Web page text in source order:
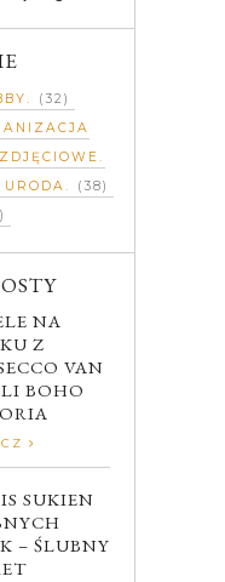
(32)
URODA
(38)
NA
Z
VAN
BOHO
SUKIEN
– ŚLUBNY